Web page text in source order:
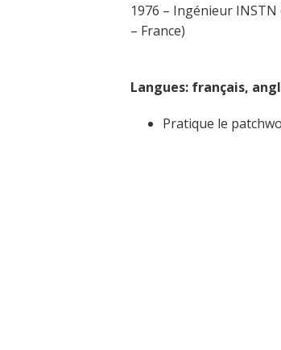
1976 – Ingénieur
– France)
Langues: français,
Pratique le